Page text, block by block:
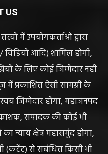
US
में उपयोगकर्ताओं द्वारा
विडियो आदि) शामिल होगी,
के लिए कोई जिम्मेदार नहीं
में प्रकाशित ऐसी सामग्री के
जिम्मेदार होगा, महाजनपद
संपादक की कोई भी
न्याय क्षेत्र महासमुंद होगा,
(कटेंट) से संबंधित किसी भी